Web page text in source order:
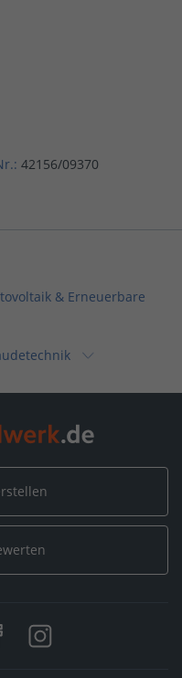
42156/09370
& Erneuerbare
Telekommunikation /
/